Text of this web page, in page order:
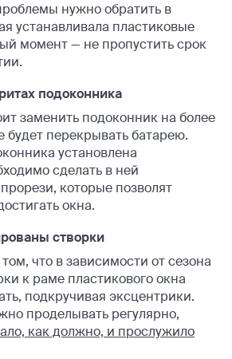
нужно обратить в
устанавливала пластиковые
момент — не пропустить срок
подоконника
заменить подоконник на более
будет перекрывать батарею.
установлена
сделать в ней
которые позволят
окна.
створки
что в зависимости от сезона
к раме пластикового окна
подкручивая эксцентрики.
проделывать регулярно,
как должно, и прослужило